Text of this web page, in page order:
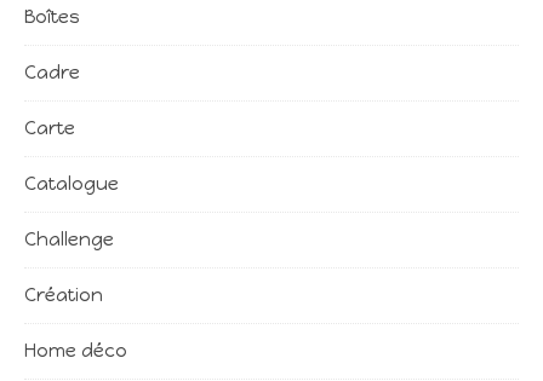
Boîtes
Cadre
Carte
Catalogue
Challenge
Création
Home déco